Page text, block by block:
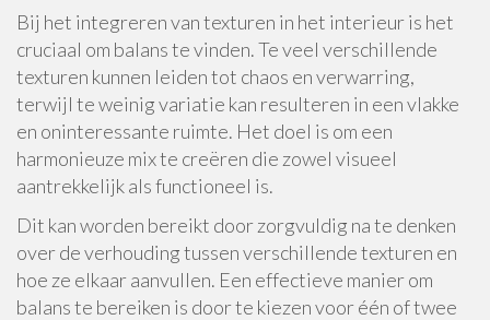
Bij het integreren van texturen in het interieur is het
cruciaal om balans te vinden. Te veel verschillende
texturen kunnen leiden tot chaos en verwarring,
terwijl te weinig variatie kan resulteren in een vlakke
en oninteressante ruimte. Het doel is om een
harmonieuze mix te creëren die zowel visueel
aantrekkelijk als functioneel is.
Dit kan worden bereikt door zorgvuldig na te denken
over de verhouding tussen verschillende texturen en
hoe ze elkaar aanvullen. Een effectieve manier om
balans te bereiken is door te kiezen voor één of twee